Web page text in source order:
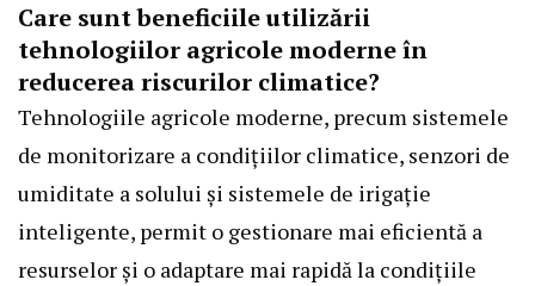
Care sunt beneficiile utilizării
tehnologiilor agricole moderne în
reducerea riscurilor climatice?
Tehnologiile agricole moderne, precum sistemele
de monitorizare a condițiilor climatice, senzori de
umiditate a solului și sistemele de irigație
inteligente, permit o gestionare mai eficientă a
resurselor și o adaptare mai rapidă la condițiile